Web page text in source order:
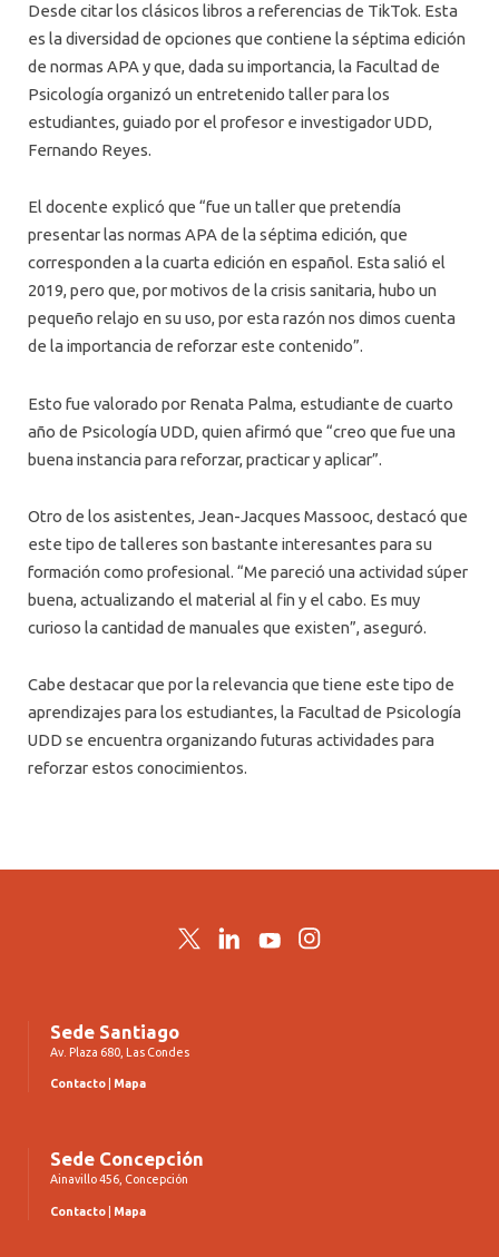
Desde citar los clásicos libros a referencias de TikTok. Esta
es la diversidad de opciones que contiene la séptima edición
de normas APA y que, dada su importancia, la Facultad de
Psicología organizó un entretenido taller para los
estudiantes, guiado por el profesor e investigador UDD,
Fernando Reyes.
El docente explicó que “fue un taller que pretendía
presentar las normas APA de la séptima edición, que
corresponden a la cuarta edición en español. Esta salió el
2019, pero que, por motivos de la crisis sanitaria, hubo un
pequeño relajo en su uso, por esta razón nos dimos cuenta
de la importancia de reforzar este contenido”.
Esto fue valorado por Renata Palma, estudiante de cuarto
año de Psicología UDD, quien afirmó que “creo que fue una
buena instancia para reforzar, practicar y aplicar”.
Otro de los asistentes, Jean-Jacques Massooc, destacó que
este tipo de talleres son bastante interesantes para su
formación como profesional. “Me pareció una actividad súper
buena, actualizando el material al fin y el cabo. Es muy
curioso la cantidad de manuales que existen”, aseguró.
Cabe destacar que por la relevancia que tiene este tipo de
aprendizajes para los estudiantes, la Facultad de Psicología
UDD se encuentra organizando futuras actividades para
reforzar estos conocimientos.
TwitterLinkedInYouTubeInstagram
Sede Santiago
Av. Plaza 680, Las Condes
Contacto Mapa
Sede Concepción
Ainavillo 456, Concepción
Contacto Mapa